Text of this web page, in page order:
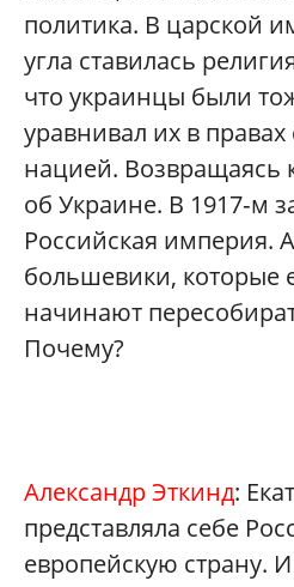
политика. В царской
угла ставилась
что украинцы были
уравнивал их в правах
нацией. Возвращаясь
об Украине. В 1917‑м
Российская империя.
большевики, которые
начинают
Почему?
Александр Эткинд:
представляла себе
европейскую страну.